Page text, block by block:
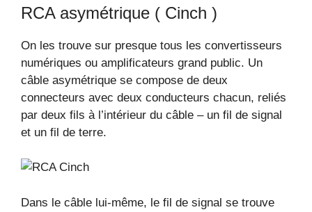
RCA asymétrique ( Cinch )
On les trouve sur presque tous les convertisseurs
numériques ou amplificateurs grand public. Un
câble asymétrique se compose de deux
connecteurs avec deux conducteurs chacun, reliés
par deux fils à l’intérieur du câble – un fil de signal
et un fil de terre.
Dans le câble lui-même, le fil de signal se trouve